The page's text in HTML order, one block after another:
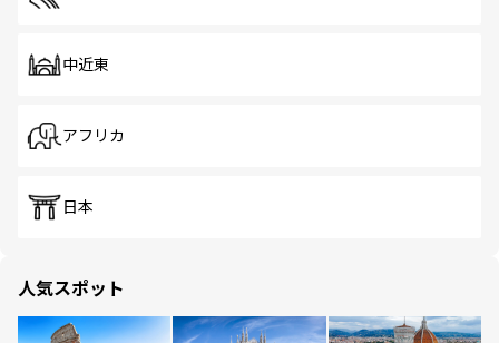
中近東
アフリカ
日本
人気スポット